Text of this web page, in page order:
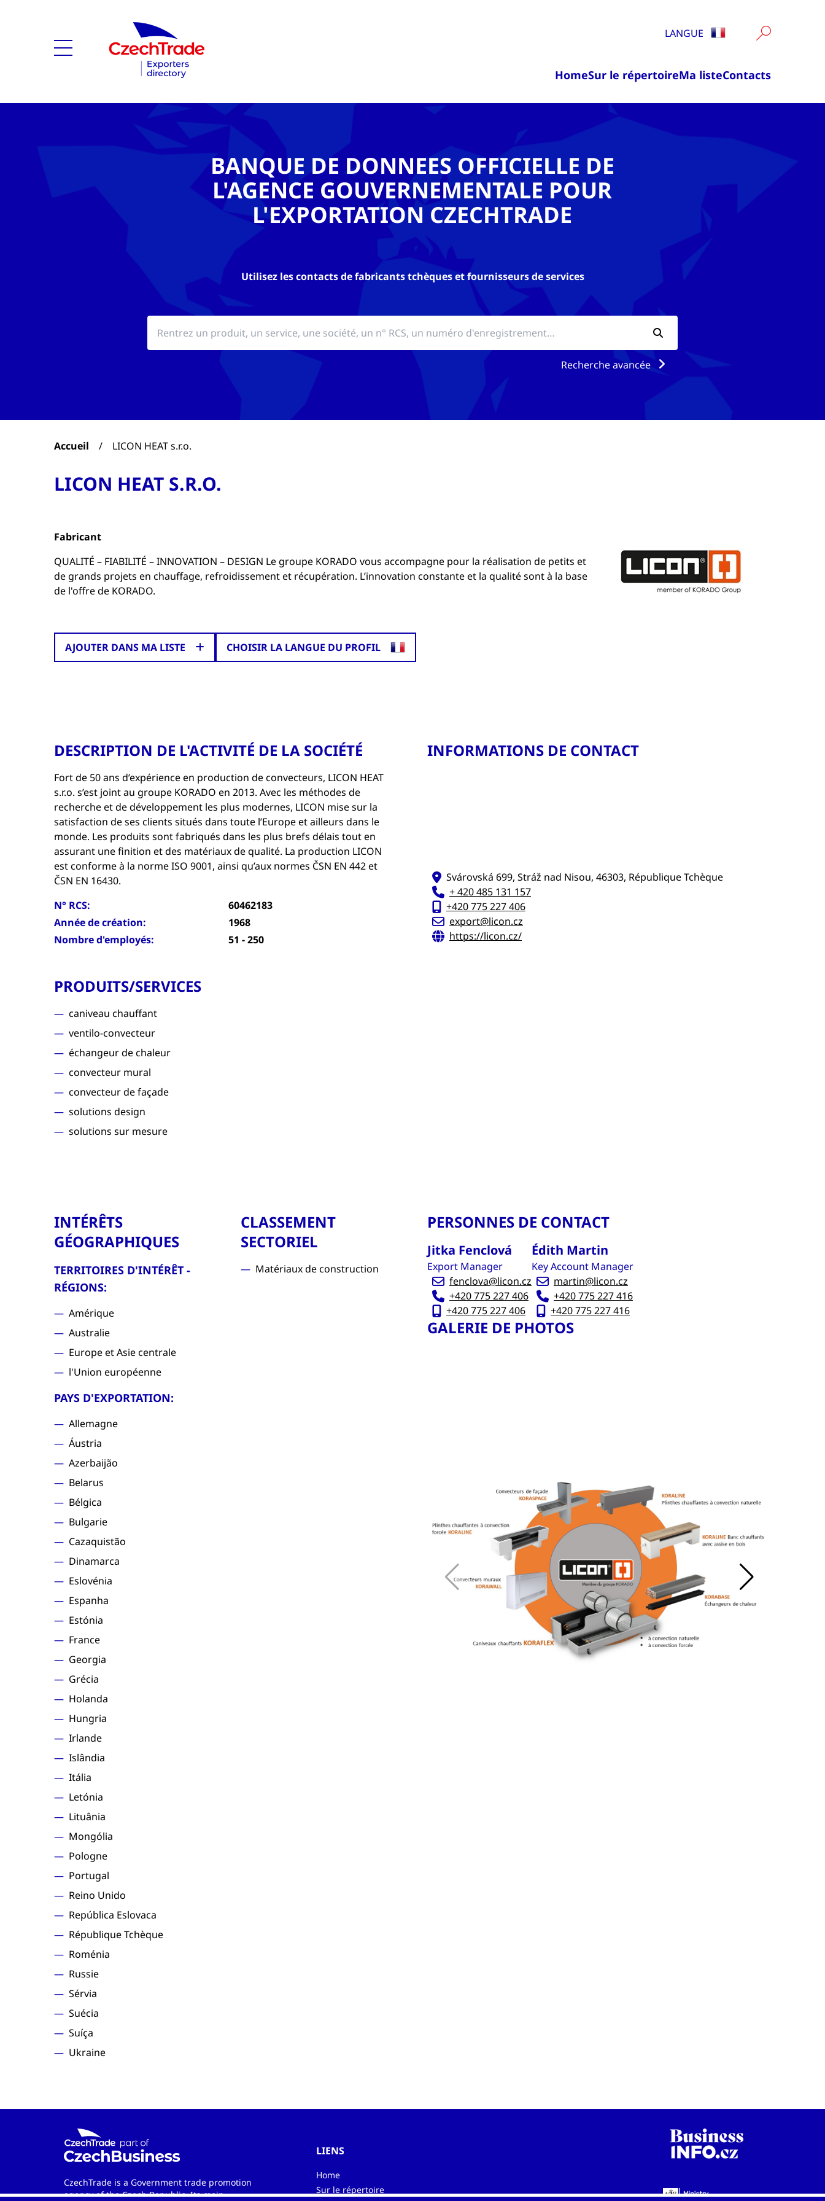
LANGUE
HomeSur le répertoireMa listeContacts
BANQUE DE DONNEES OFFICIELLE DE
L'AGENCE GOUVERNEMENTALE POUR
L'EXPORTATION CZECHTRADE
Utilisez les contacts de fabricants tchèques et fournisseurs de services
Recherche avancée
Accueil / LICON HEAT s.r.o.
LICON HEAT S.R.O.
Fabricant
QUALITÉ – FIABILITÉ – INNOVATION – DESIGN Le groupe KORADO vous accompagne pour la réalisation de petits et
de grands projets en chauffage, refroidissement et récupération. L’innovation constante et la qualité sont à la base
de l'offre de KORADO.
AJOUTER DANS MA LISTE CHOISIR LA LANGUE DU PROFIL
DESCRIPTION DE L'ACTIVITÉ DE LA SOCIÉTÉ
Fort de 50 ans d’expérience en production de convecteurs, LICON HEAT
s.r.o. s’est joint au groupe KORADO en 2013. Avec les méthodes de
recherche et de développement les plus modernes, LICON mise sur la
satisfaction de ses clients situés dans toute l’Europe et ailleurs dans le
monde. Les produits sont fabriqués dans les plus brefs délais tout en
assurant une finition et des matériaux de qualité. La production LICON
est conforme à la norme ISO 9001, ainsi qu’aux normes ČSN EN 442 et
ČSN EN 16430.
N° RCS:
60462183
Année de création:
1968
Nombre d'employés:
51 - 250
PRODUITS/SERVICES
caniveau chauffant
ventilo-convecteur
échangeur de chaleur
convecteur mural
convecteur de façade
solutions design
solutions sur mesure
INFORMATIONS DE CONTACT
Svárovská 699, Stráž nad Nisou, 46303, République Tchèque
+ 420 485 131 157
+420 775 227 406
export@licon.cz
https://licon.cz/
INTÉRÊTS
GÉOGRAPHIQUES
TERRITOIRES D'INTÉRÊT -
RÉGIONS:
Amérique
Australie
Europe et Asie centrale
l'Union européenne
PAYS D'EXPORTATION:
Allemagne
Áustria
Azerbaijão
Belarus
Bélgica
Bulgarie
Cazaquistão
Dinamarca
Eslovénia
Espanha
Estónia
France
Georgia
Grécia
Holanda
Hungria
Irlande
Islândia
Itália
Letónia
Lituânia
Mongólia
Pologne
Portugal
Reino Unido
República Eslovaca
République Tchèque
Roménia
Russie
Sérvia
Suécia
Suíça
Ukraine
CLASSEMENT
SECTORIEL
Matériaux de construction
PERSONNES DE CONTACT
Jitka Fenclová
Export Manager
fenclova@licon.cz
+420 775 227 406
+420 775 227 406
Édith Martin
Key Account Manager
martin@licon.cz
+420 775 227 416
+420 775 227 416
GALERIE DE PHOTOS
CzechTrade is a Government trade promotion
agency of the Czech Republic. Its main
LIENS
Home
Sur le répertoire